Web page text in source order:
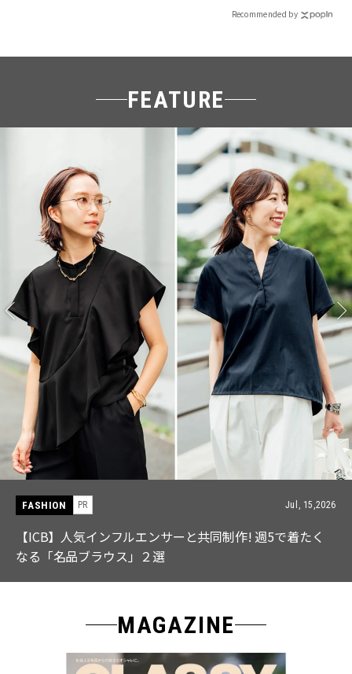
Recommended by
FEATURE
FASHION PR Jul, 15,2026
【ICB】人気インフルエンサーと共同制作! 週5で着たく
なる「名品ブラウス」２選
MAGAZINE